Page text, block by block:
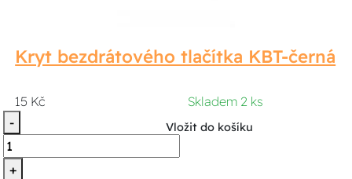
Kryt bezdrátového tlačítka KBT-černá
15 Kč
Skladem 2 ks
-
+
Vložit do košíku